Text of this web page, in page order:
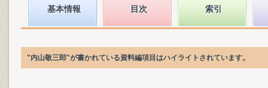
基本情報 目次 索引
"内山敬三郎"が書かれている資料編項目はハイライトされています。